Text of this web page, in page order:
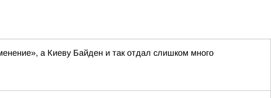
а Киеву Байден и так отдал слишком много